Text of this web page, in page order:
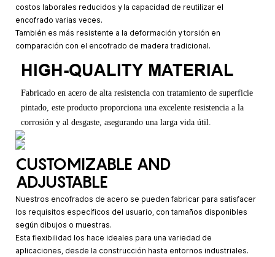
costos laborales reducidos y la capacidad de reutilizar el
encofrado varias veces.
También es más resistente a la deformación y torsión en
comparación con el encofrado de madera tradicional.
HIGH-QUALITY MATERIAL
Fabricado en acero de alta resistencia con tratamiento de superficie
pintado, este producto proporciona una excelente resistencia a la
corrosión y al desgaste, asegurando una larga vida útil.
CUSTOMIZABLE AND
ADJUSTABLE
Nuestros encofrados de acero se pueden fabricar para satisfacer
los requisitos específicos del usuario, con tamaños disponibles
según dibujos o muestras.
Esta flexibilidad los hace ideales para una variedad de
aplicaciones, desde la construcción hasta entornos industriales.